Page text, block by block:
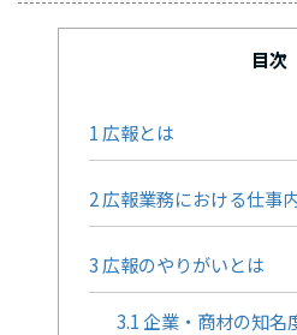
目次
1 広報とは
2広報業務における仕事
3 広報のやりがいとは
3.1企業・商材の知名